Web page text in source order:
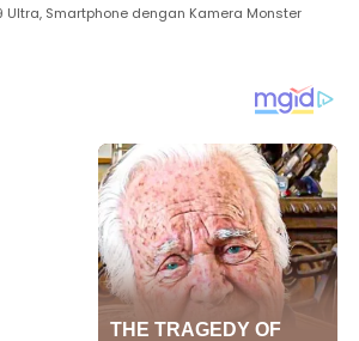
Ultra, Smartphone dengan Kamera Monster